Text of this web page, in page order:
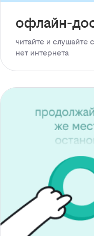
офлайн-
читайте и слушайте
нет интернета